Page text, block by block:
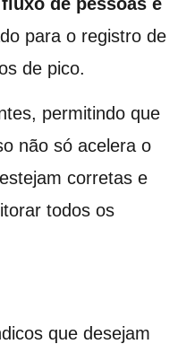
para o registro de
de pico.
permitindo que
não só acelera o
corretas e
todos os
que desejam